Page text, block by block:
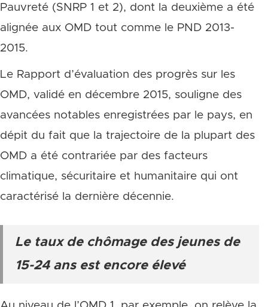
Pauvreté (SNRP 1 et 2), dont la deuxième a été
alignée aux OMD tout comme le PND 2013-
2015.
Le Rapport d’évaluation des progrès sur les
OMD, validé en décembre 2015, souligne des
avancées notables enregistrées par le pays, en
dépit du fait que la trajectoire de la plupart des
OMD a été contrariée par des facteurs
climatique, sécuritaire et humanitaire qui ont
caractérisé la dernière décennie.
Le taux de chômage des jeunes de
15-24 ans est encore élevé